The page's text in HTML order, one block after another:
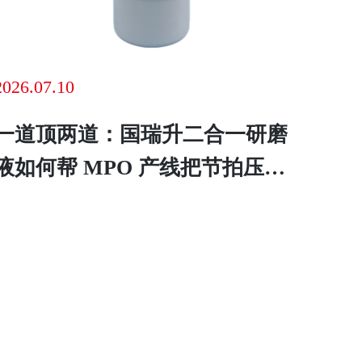
道顶两道：国瑞升二合一研磨
如何帮 MPO 产线把节拍压下